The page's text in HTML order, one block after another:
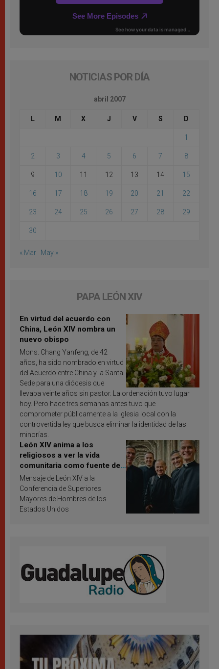
NOTICIAS POR DÍA
abril 2007
L M X J V S D
1
2 3 4 5 6 7 8
9 10 11 12 13 14 15
16 17 18 19 20 21 22
23 24 25 26 27 28 29
30
« Mar May »
PAPA LEÓN XIV
En virtud del acuerdo con
China, León XIV nombra un
nuevo obispo
Mons. Chang Yanfeng, de 42
años, ha sido nombrado en virtud
del Acuerdo entre China y la Santa
Sede para una diócesis que
llevaba veinte años sin pastor. La ordenación tuvo lugar
hoy. Pero hace tres semanas antes tuvo que
comprometer públicamente a la Iglesia local con la
controvertida ley que busca eliminar la identidad de las
minorías.
León XIV anima a los
religiosos a ver la vida
comunitaria como fuente de
inspiración y santificación
Mensaje de León XIV a la
Conferencia de Superiores
Mayores de Hombres de los
Estados Unidos